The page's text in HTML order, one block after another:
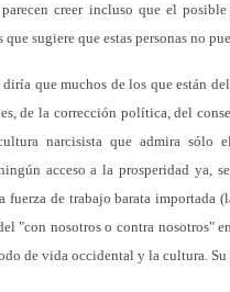
creer incluso que el
sugiere que estas personas no
que muchos de los que están
de la corrección política, del
narcisista que admira
acceso a la prosperidad ya,
de trabajo barata importada
"con nosotros o contra nosotros"
de vida occidental y la cultura.